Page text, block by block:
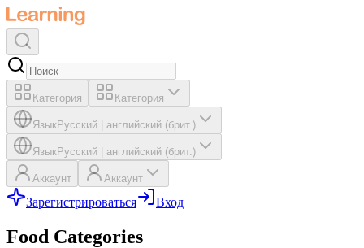
Категория Категория
ЯзыкРусский английский (брит.)
ЯзыкРусский английский (брит.)
Аккаунт Аккаунт
Зарегистрироваться Вход
Food Categories